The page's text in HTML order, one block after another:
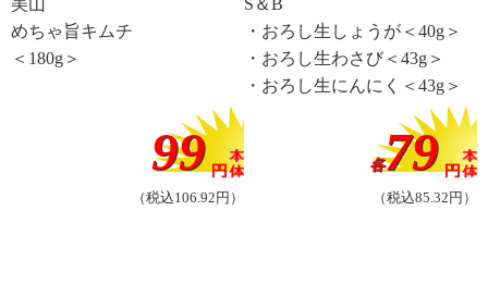
めちゃ旨キムチ
＜180g＞
99
（税込106.92円）
・おろし生しょうが＜40g＞
・おろし生わさび＜43g＞
・おろし生にんにく＜43g＞
各79
（税込85.32円）